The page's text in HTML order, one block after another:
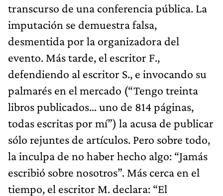
transcurso de una conferencia pública. La
imputación se demuestra falsa,
desmentida por la organizadora del
evento. Más tarde, el escritor F.,
defendiendo al escritor S., e invocando su
palmarés en el mercado (“Tengo treinta
libros publicados… uno de 814 páginas,
todas escritas por mí”) la acusa de publicar
sólo rejuntes de artículos. Pero sobre todo,
la inculpa de no haber hecho algo: “Jamás
escribió sobre nosotros”. Más cerca en el
tiempo, el escritor M. declara: “El